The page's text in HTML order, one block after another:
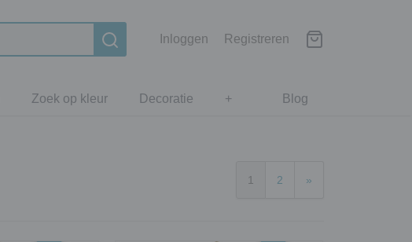
Inloggen Registreren
Blog
Zoek op kleur Decoratie +
1 2 »